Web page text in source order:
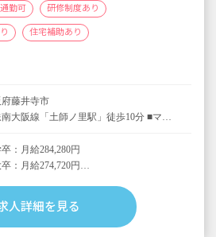
／入社2年目／一般職／年収4,324,800円
入社5年目／主担任／年収4,666,800円
勤可 研修制度あり
住宅補助あり
府藤井寺市
大阪線「土師ノ里駅」徒歩10分 ■マイ
場：自宅～5km以上は法人が借上げ※本
月2,000円）
：月給284,280円
：月給274,720円
支給手当＞
人詳細を見る